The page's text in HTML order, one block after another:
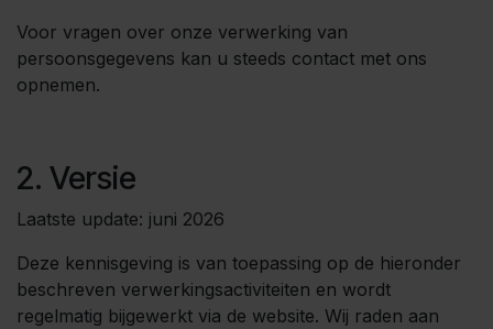
Voor vragen over onze verwerking van
persoonsgegevens kan u steeds contact met ons
opnemen.
2. Versie
Laatste update: juni 2026
Deze kennisgeving is van toepassing op de hieronder
beschreven verwerkingsactiviteiten en wordt
regelmatig bijgewerkt via de website. Wij raden aan